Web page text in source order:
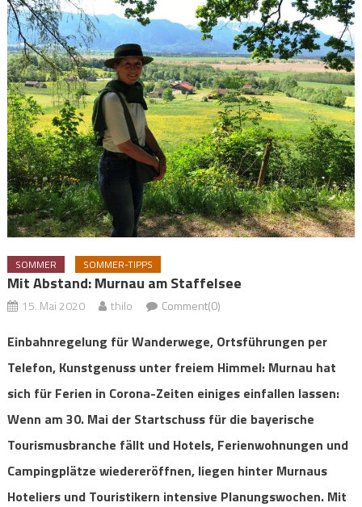
SOMMER SOMMER-TIPPS
Mit Abstand: Murnau am Staffelsee
15. Mai 2020 thilo Comment(0)
Einbahnregelung für Wanderwege, Ortsführungen per
Telefon, Kunstgenuss unter freiem Himmel: Murnau hat
sich für Ferien in Corona-Zeiten einiges einfallen lassen:
Wenn am 30. Mai der Startschuss für die bayerische
Tourismusbranche fällt und Hotels, Ferienwohnungen und
Campingplätze wiedereröffnen, liegen hinter Murnaus
Hoteliers und Touristikern intensive Planungswochen. Mit